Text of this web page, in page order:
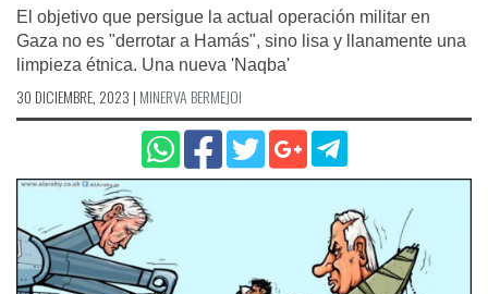
El objetivo que persigue la actual operación militar en
Gaza no es "derrotar a Hamás", sino lisa y llanamente una
limpieza étnica. Una nueva 'Naqba'
30 DICIEMBRE, 2023 | MINERVA BERMEJOI